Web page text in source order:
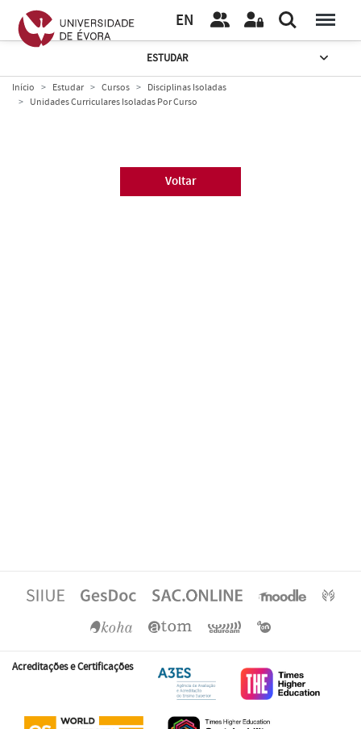
EN
ESTUDAR
Início Estudar Cursos
Disciplinas Isoladas
Unidades Curriculares Isoladas Por Curso
Voltar
Acreditações e Certificações